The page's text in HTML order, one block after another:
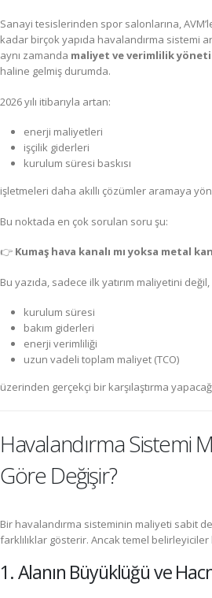
Sanayi tesislerinden spor salonlarına,
kadar birçok yapıda havalandırma sistemi
aynı zamanda maliyet ve verimlilik
haline gelmiş durumda.
2026 yılı itibarıyla artan:
enerji maliyetleri
işçilik giderleri
kurulum süresi baskısı
işletmeleri daha akıllı çözümler aramaya
Bu noktada en çok sorulan soru şu:
👉 Kumaş hava kanalı mı yoksa metal
Bu yazıda, sadece ilk yatırım maliyetini
kurulum süresi
bakım giderleri
enerji verimliliği
uzun vadeli toplam maliyet (TCO)
üzerinden gerçekçi bir karşılaştırma
Havalandırma Sistemi
Göre Değişir?
Bir havalandırma sisteminin maliyeti sabit
farklılıklar gösterir. Ancak temel
1. Alanın Büyüklüğü ve